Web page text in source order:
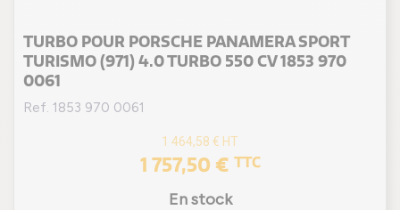
TURBO POUR PORSCHE PANAMERA SPORT
TURISMO (971) 4.0 TURBO 550 CV 1853 970
0061
Ref. 1853 970 0061
1 464,58 € HT
1 757,50 € TTC
En stock